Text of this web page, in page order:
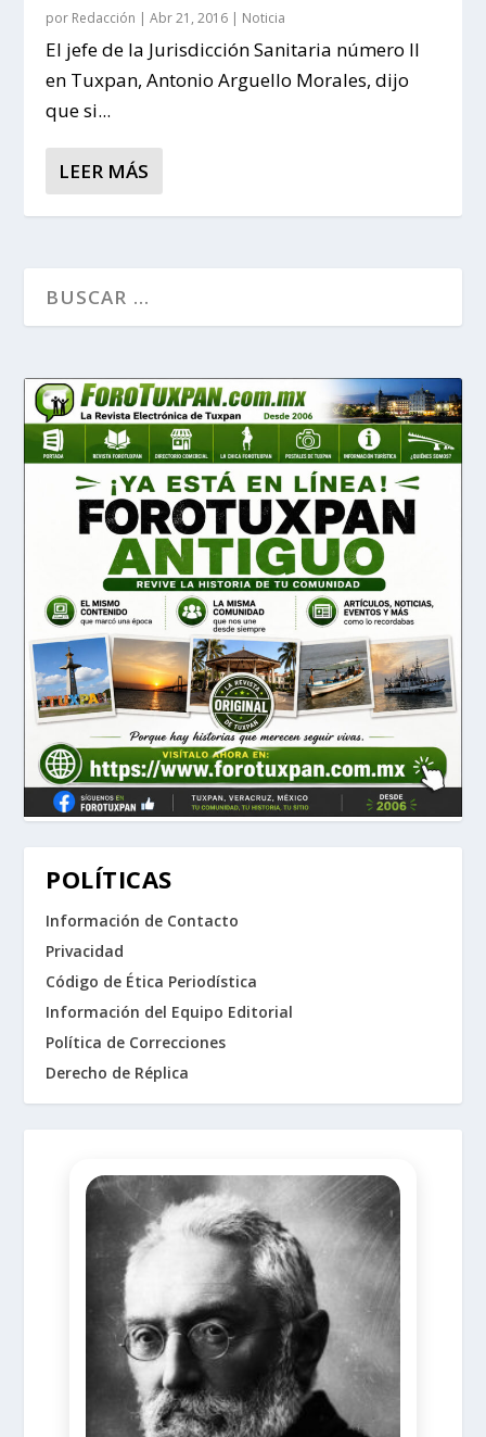
por Redacción |Abr 21, 2016 | Noticia
El jefe de la Jurisdicción Sanitaria número II
en Tuxpan, Antonio Arguello Morales, dijo
que si...
LEER MÁS
POLÍTICAS
Información de Contacto
Privacidad
Código de Ética Periodística
Información del Equipo Editorial
Política de Correcciones
Derecho de Réplica